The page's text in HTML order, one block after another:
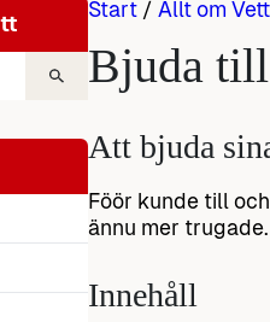
Start / Allt om
Bjuda
Att bjuda
Föör kunde till
ännu mer
Innehåll